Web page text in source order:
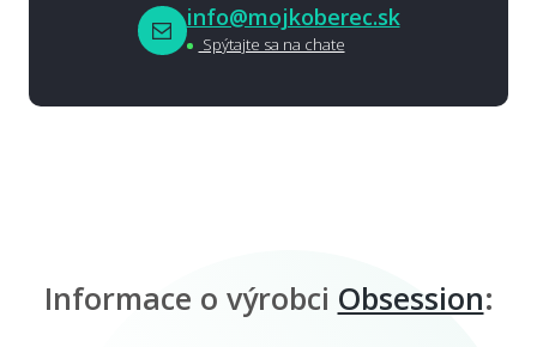
info@mojkoberec.sk
Spýtajte sa na chate
Informace o výrobci Obsession: